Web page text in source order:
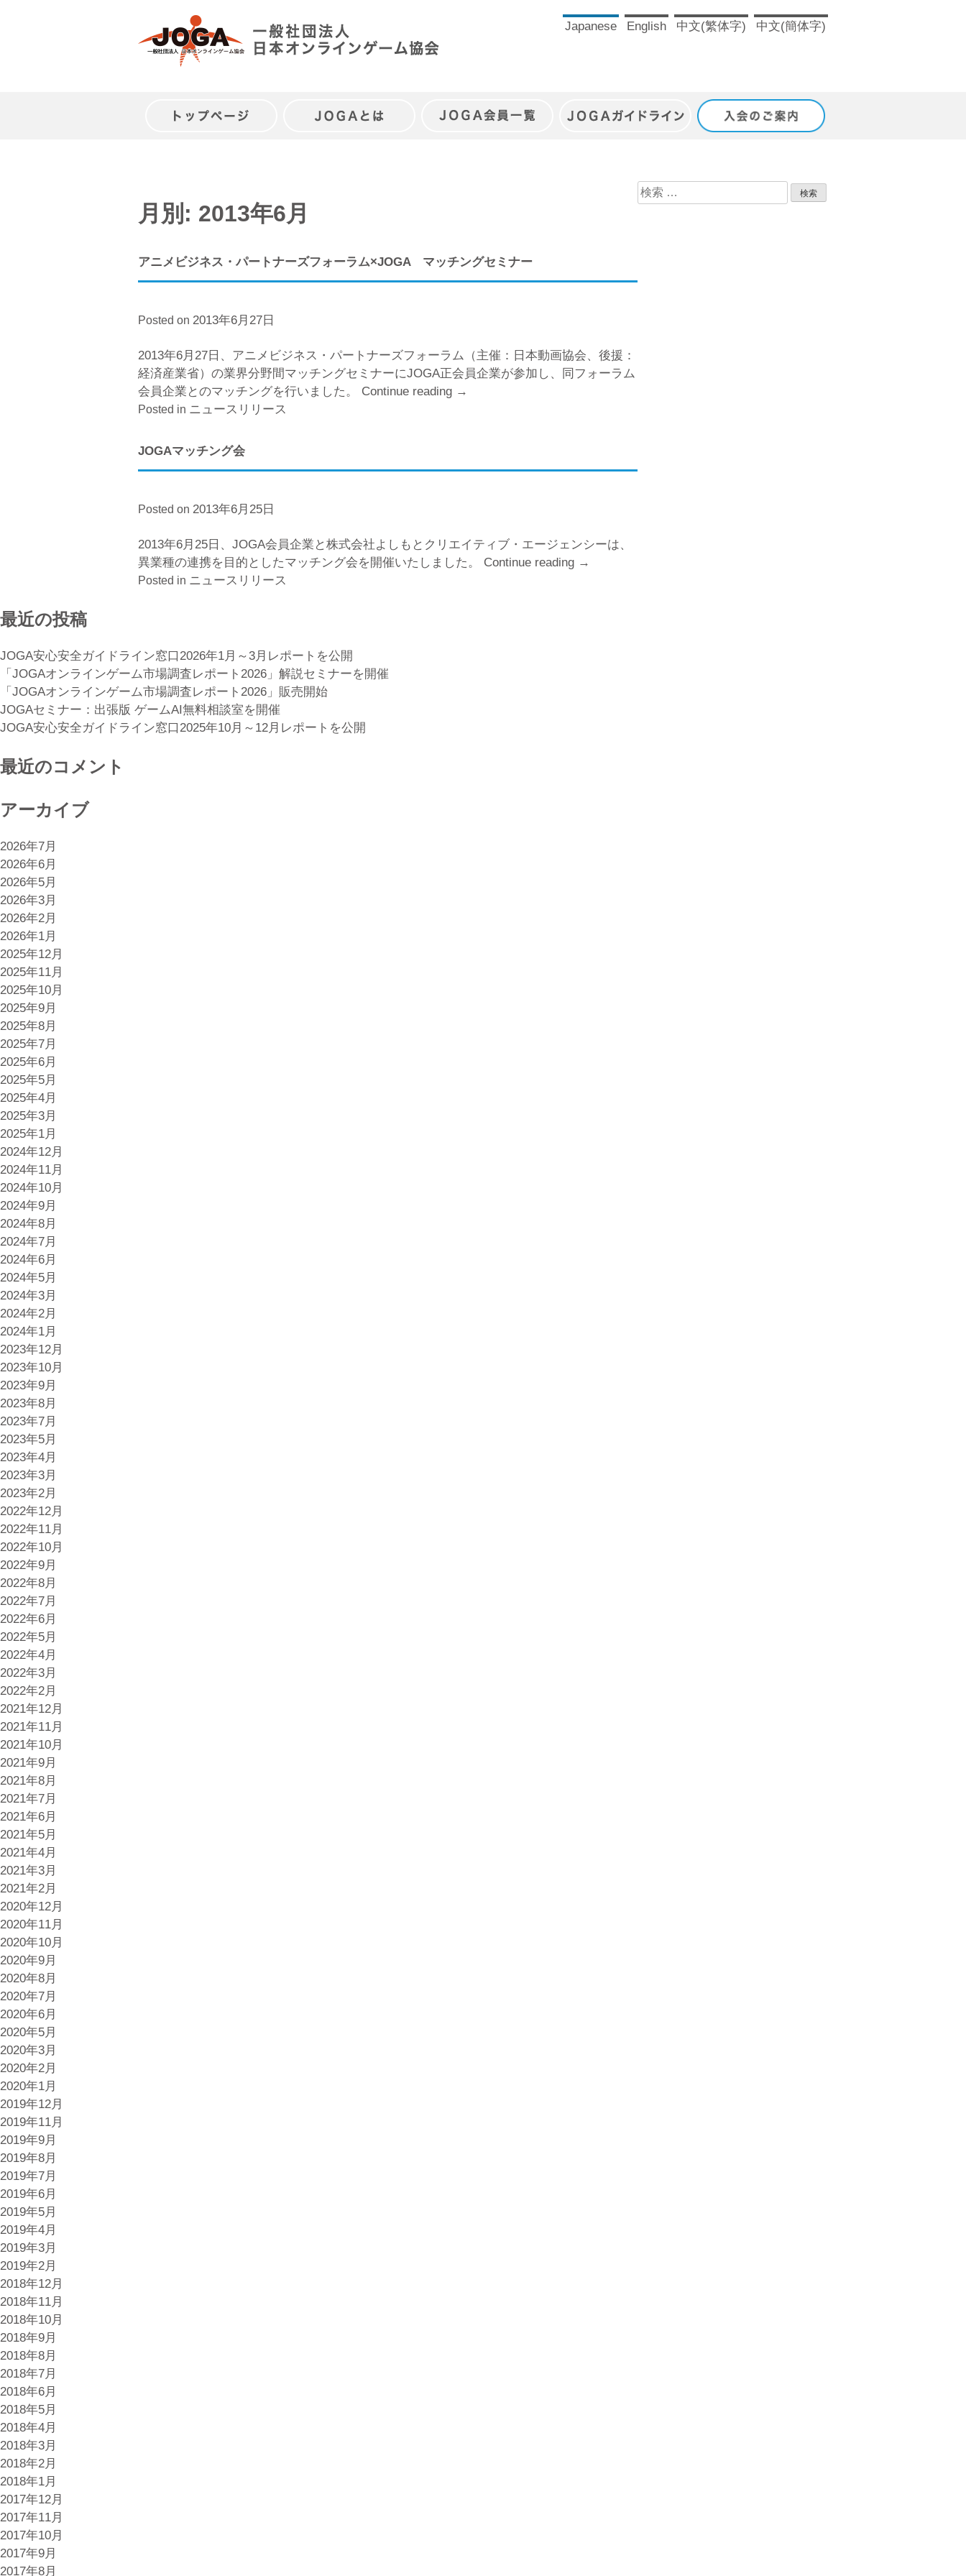
Japanese English 中文(繁体字) 中文(簡体字)
トップページ JOGAとは JOGA会員一覧 JOGAガイドライン 入会のご案内
月別: 2013年6月
アニメビジネス・パートナーズフォーラム×JOGA マッチングセミナー
Posted on 2013年6月27日
2013年6月27日、アニメビジネス・パートナーズフォーラム（主催：日本動画協会、後援：
経済産業省）の業界分野間マッチングセミナーにJOGA正会員企業が参加し、同フォーラム
会員企業とのマッチングを行いました。 Continue reading “ア
ト
ナ
→
Posted in ニュースリリース
JOGAマッチング会
Posted on 2013年6月25日
2013年6月25日、JOGA会員企業と株式会社よしもとクリエイティブ・エージェンシーは、
異業種の連携を目的としたマッチング会を開催いたしました。 Continue reading “JOGA
→
Posted in ニュースリリース
検
索:
最近の投稿
JOGA安心安全ガイドライン窓口2026年1月～3月レポートを公開
「JOGAオンラインゲーム市場調査レポート2026」解説セミナーを開催
「JOGAオンラインゲーム市場調査レポート2026」販売開始
JOGAセミナー：出張版 ゲームAI無料相談室を開催
JOGA安心安全ガイドライン窓口2025年10月～12月レポートを公開
最近のコメント
アーカイブ
2026年7月
2026年6月
2026年5月
2026年3月
2026年2月
2026年1月
2025年12月
2025年11月
2025年10月
2025年9月
2025年8月
2025年7月
2025年6月
2025年5月
2025年4月
2025年3月
2025年1月
2024年12月
2024年11月
2024年10月
2024年9月
2024年8月
2024年7月
2024年6月
2024年5月
2024年3月
2024年2月
2024年1月
2023年12月
2023年10月
2023年9月
2023年8月
2023年7月
2023年5月
2023年4月
2023年3月
2023年2月
2022年12月
2022年11月
2022年10月
2022年9月
2022年8月
2022年7月
2022年6月
2022年5月
2022年4月
2022年3月
2022年2月
2021年12月
2021年11月
2021年10月
2021年9月
2021年8月
2021年7月
2021年6月
2021年5月
2021年4月
2021年3月
2021年2月
2020年12月
2020年11月
2020年10月
2020年9月
2020年8月
2020年7月
2020年6月
2020年5月
2020年3月
2020年2月
2020年1月
2019年12月
2019年11月
2019年9月
2019年8月
2019年7月
2019年6月
2019年5月
2019年4月
2019年3月
2019年2月
2018年12月
2018年11月
2018年10月
2018年9月
2018年8月
2018年7月
2018年6月
2018年5月
2018年4月
2018年3月
2018年2月
2018年1月
2017年12月
2017年11月
2017年10月
2017年9月
2017年8月